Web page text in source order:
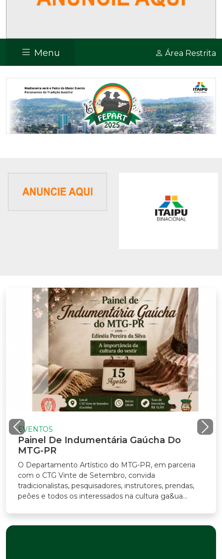
Menu Área Restrita
Previous
De Indumentária Gaúcha Do
PR
Departamento Artístico do MTG-PR, em parceria
o CTG Vinte de Setembro, convida
pesquisadores, instrutores, prendas,
e todos os interessados na cultura ga&ua...